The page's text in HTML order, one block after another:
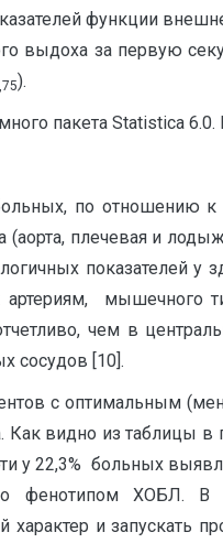
функции
выдоха за первую
).
пакета Statistica
по
плечевая и
показателей
артериям,
чем в
сосудов [10].
с оптимальным
видно из таблицы
у 22,3% больных
фенотипом ХОБЛ. В
и запускать